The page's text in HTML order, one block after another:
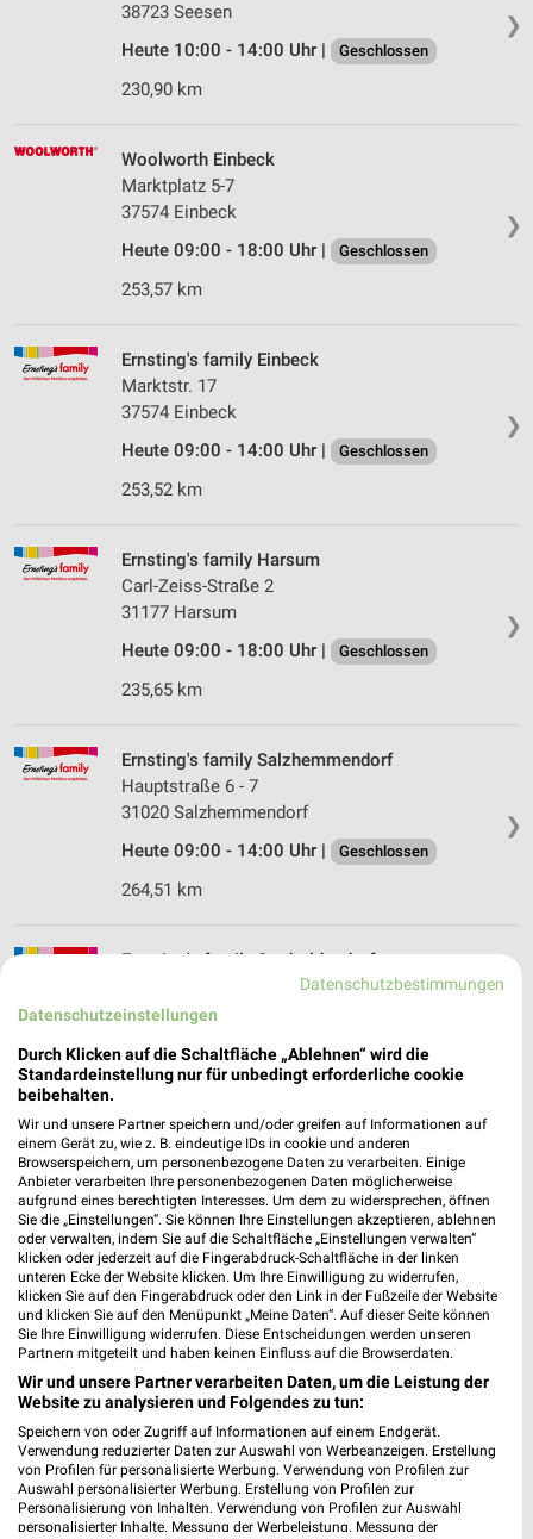
❯
38723 Seesen
Heute 10:00 - 14:00 Uhr |
Geschlossen
230,90 km
❯
Woolworth Einbeck
Marktplatz 5-7
37574 Einbeck
Heute 09:00 - 18:00 Uhr |
Geschlossen
253,57 km
❯
Ernsting's family Einbeck
Marktstr. 17
37574 Einbeck
Heute 09:00 - 14:00 Uhr |
Geschlossen
253,52 km
❯
Ernsting's family Harsum
Carl-Zeiss-Straße 2
31177 Harsum
Heute 09:00 - 18:00 Uhr |
Geschlossen
235,65 km
❯
Ernsting's family Salzhemmendorf
Hauptstraße 6 - 7
31020 Salzhemmendorf
Heute 09:00 - 14:00 Uhr |
Geschlossen
264,51 km
Ernsting's family Stadtoldendorf
37627 Stadtoldendorf
Heute 09:00 - 13:00 Uhr | Geschlossen
267,18 km
Woolworth Springe
Am Pfingstanger 3
31832 Springe
256,40 km
Ernsting's family Sarstedt
Holztorstr. 60
31157 Sarstedt
Heute 09:00 - 13:00 Uhr | Geschlossen
243,34 km
Ernsting's family Bodenwerder
Datenschutzbestimmungen
Datenschutzeinstellungen
Durch Klicken auf die Schaltfläche „Ablehnen“ wird die
Standardeinstellung nur für unbedingt erforderliche cookie
beibehalten.
Wir und unsere Partner speichern und/oder greifen auf Informationen auf
einem Gerät zu, wie z. B. eindeutige IDs in cookie und anderen
Browserspeichern, um personenbezogene Daten zu verarbeiten. Einige
Anbieter verarbeiten Ihre personenbezogenen Daten möglicherweise
aufgrund eines berechtigten Interesses. Um dem zu widersprechen, öffnen
Sie die „Einstellungen“. Sie können Ihre Einstellungen akzeptieren, ablehnen
oder verwalten, indem Sie auf die Schaltfläche „Einstellungen verwalten“
klicken oder jederzeit auf die Fingerabdruck-Schaltfläche in der linken
unteren Ecke der Website klicken. Um Ihre Einwilligung zu widerrufen,
klicken Sie auf den Fingerabdruck oder den Link in der Fußzeile der Website
und klicken Sie auf den Menüpunkt „Meine Daten“. Auf dieser Seite können
Sie Ihre Einwilligung widerrufen. Diese Entscheidungen werden unseren
Partnern mitgeteilt und haben keinen Einfluss auf die Browserdaten.
Wir und unsere Partner verarbeiten Daten, um die Leistung der
Website zu analysieren und Folgendes zu tun:
Speichern von oder Zugriff auf Informationen auf einem Endgerät.
Verwendung reduzierter Daten zur Auswahl von Werbeanzeigen. Erstellung
von Profilen für personalisierte Werbung. Verwendung von Profilen zur
Auswahl personalisierter Werbung. Erstellung von Profilen zur
Personalisierung von Inhalten. Verwendung von Profilen zur Auswahl
personalisierter Inhalte. Messung der Werbeleistung. Messung der